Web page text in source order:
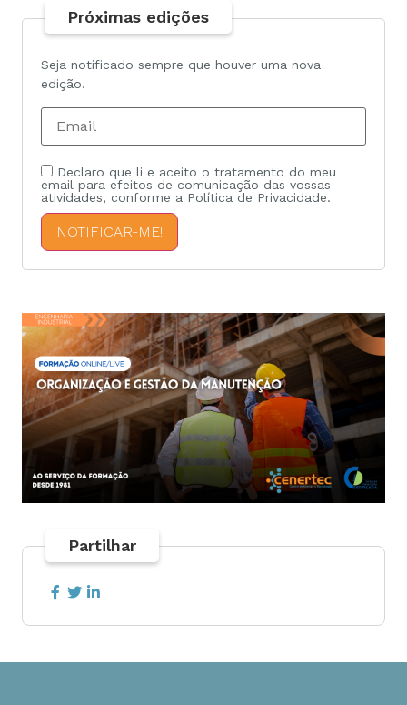
Próximas edições
Seja notificado sempre que houver uma nova
edição.
Declaro que li e aceito o tratamento do meu
email para efeitos de comunicação das vossas
atividades, conforme a Política de Privacidade.
NOTIFICAR-ME!
Partilhar